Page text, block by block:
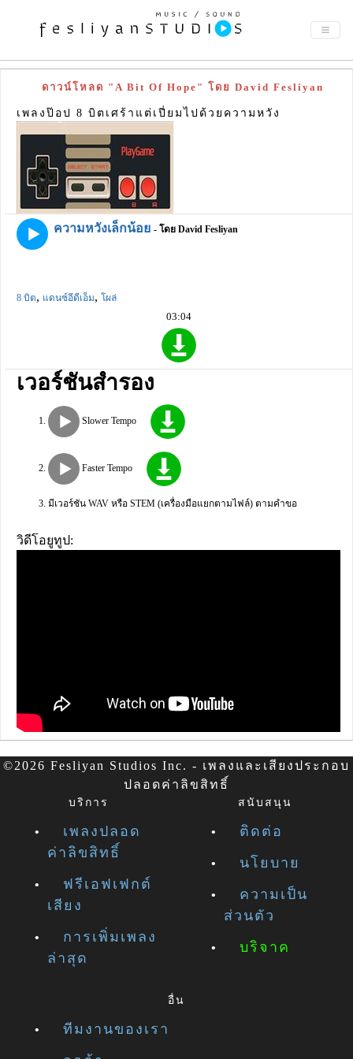
ดาวน์โหลด "A Bit Of Hope" โดย David Fesliyan
เพลงป๊อป 8 บิตเศร้าแต่เปี่ยมไปด้วยความหวัง
ความหวังเล็กน้อย - โดย David Fesliyan
8 บิต, แดนซ์อีดีเอ็ม, โผล่
03:04
เวอร์ชันสำรอง
Slower Tempo
Faster Tempo
มีเวอร์ชัน WAV หรือ STEM (เครื่องมือแยกตามไฟล์) ตามคำขอ
วิดีโอยูทูป:
©2026 Fesliyan Studios Inc. - เพลงและเสียงประกอบ
ปลอดค่าลิขสิทธิ์
บริการ
เพลงปลอด
ค่าลิขสิทธิ์
ฟรีเอฟเฟกต์
เสียง
การเพิ่มเพลง
ล่าสุด
สนับสนุน
ติดต่อ
นโยบาย
ความเป็น
ส่วนตัว
บริจาค
อื่น
ทีมงานของเรา